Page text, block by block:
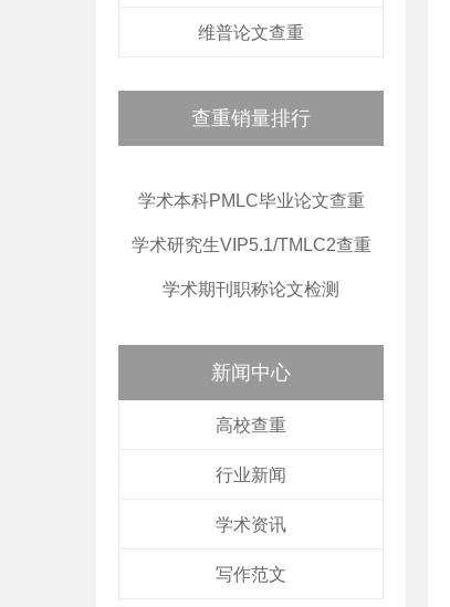
维普论文查重
查重销量排行
学术本科PMLC毕业论文查重
学术研究生VIP5.1/TMLC2查重
学术期刊职称论文检测
新闻中心
高校查重
行业新闻
学术资讯
写作范文